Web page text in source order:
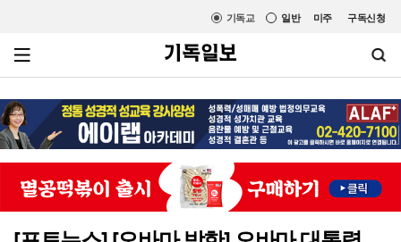
미주 구독신청
일반
기독교